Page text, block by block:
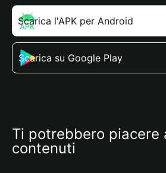
Scarica l'APK per Android
Scarica su Google Play
Ti potrebbero piacere
contenuti